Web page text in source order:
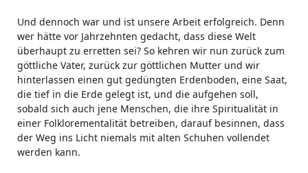
Und dennoch war und ist unsere Arbeit erfolgreich. Denn
wer hätte vor Jahrzehnten gedacht, dass diese Welt
überhaupt zu erretten sei? So kehren wir nun zurück zum
göttliche Vater, zurück zur göttlichen Mutter und wir
hinterlassen einen gut gedüngten Erdenboden, eine Saat,
die tief in die Erde gelegt ist, und die aufgehen soll,
sobald sich auch jene Menschen, die ihre Spiritualität in
einer Folklorementalität betreiben, darauf besinnen, dass
der Weg ins Licht niemals mit alten Schuhen vollendet
werden kann.